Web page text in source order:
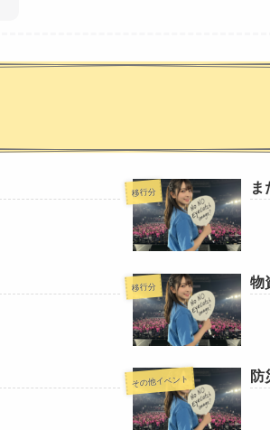
移行分 ま
移行分 物
その他イベント 防